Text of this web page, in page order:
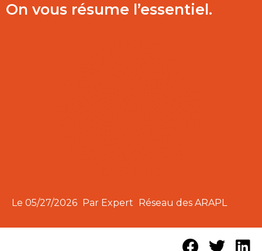
On vous résume l’essentiel.
Le 05/27/2026 Par Expert Réseau des ARAPL